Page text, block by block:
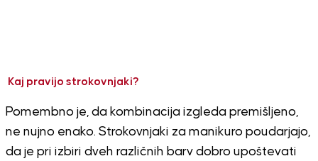
Kaj pravijo strokovnjaki?
Pomembno je, da kombinacija izgleda premišljeno,
ne nujno enako. Strokovnjaki za manikuro poudarjajo,
da je pri izbiri dveh različnih barv dobro upoštevati